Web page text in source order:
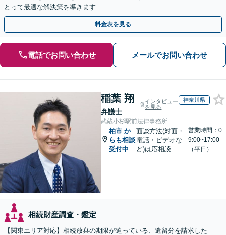
とって最適な解決策を導きます
料金表を見る
電話でお問い合わせ メールでお問い合わせ
稲葉 翔
弁護士
インタビュー
を見る
神奈川県
武蔵小杉駅前法律事務所
柏市 か
らも相談
受付中
面談方法(対面・
電話・ビデオな
ど)は応相談
営業時間：0
9:00~17:00
（平日）
相続財産調査・鑑定
【関東エリア対応】相続放棄の期限が迫っている、遺留分を請求した